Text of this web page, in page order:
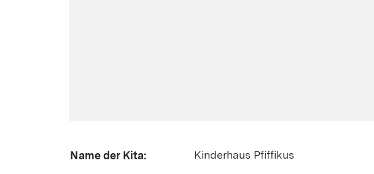
Name der Kita: Kinderhaus Pfiffikus